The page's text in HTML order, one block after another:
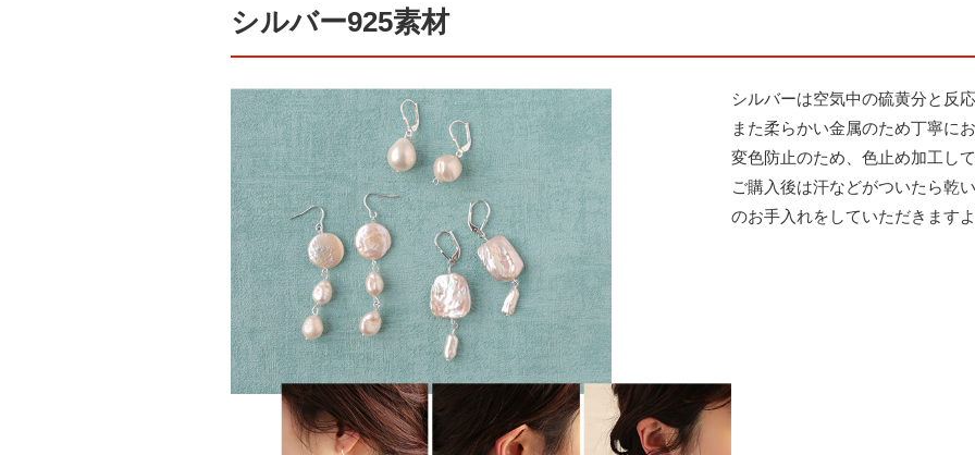
シルバー925素材
シルバーは空気中の硫黄分と反
また柔らかい金属のため丁寧に
変色防止のため、色止め加工し
ご購入後は汗などがついたら乾
のお手入れをしていただきます